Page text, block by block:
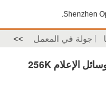
Shenzhen
جولة في المعمل >>
SFP الوضع الثنائي 2 ميناء الألياف تحويل وسائل الإعلام 256K